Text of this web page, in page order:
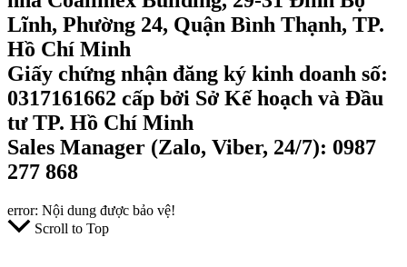
Lĩnh, Phường 24, Quận Bình Thạnh, TP.
Hồ Chí Minh
Giấy chứng nhận đăng ký kinh doanh số:
0317161662 cấp bởi Sở Kế hoạch và Đầu
tư TP. Hồ Chí Minh
Sales Manager (Zalo, Viber, 24/7): 0987
277 868
error: Nội dung được bảo vệ!
Scroll to Top